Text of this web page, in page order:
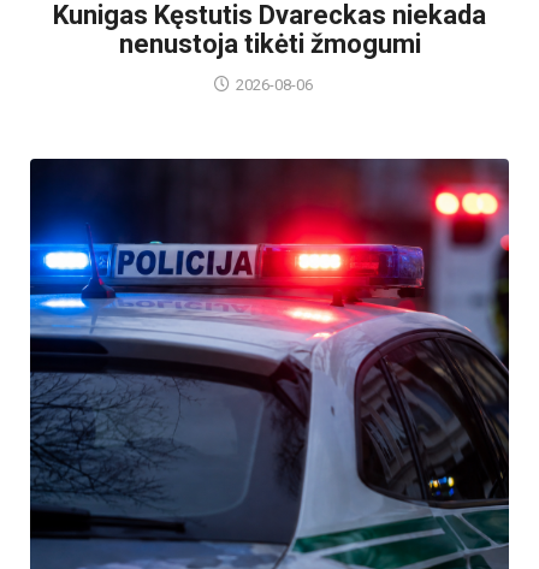
Kunigas Kęstutis Dvareckas niekada
nenustoja tikėti žmogumi
2026-08-06